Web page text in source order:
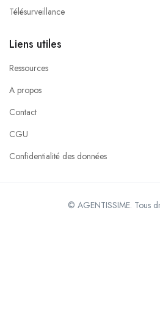
Télésurveillance
Liens utiles
Ressources
A propos
Contact
CGU
Confidentialité des données
© AGENTISSIME. Tous